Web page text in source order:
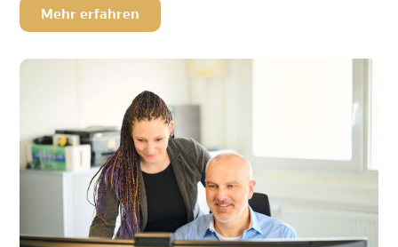
Mehr erfahren